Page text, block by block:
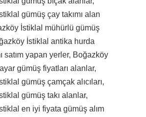
gümüş çay takımı alan
İstiklal mühürlü gümüş
İstiklal antika hurda
satım yapan yerler, Boğazköy
gümüş fiyatları alanlar,
gümüş çamçak alıcıları,
gümüş takı alanlar,
en iyi fiyata gümüş alım